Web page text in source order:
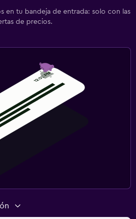
en tu bandeja de entrada: solo con las
de precios.